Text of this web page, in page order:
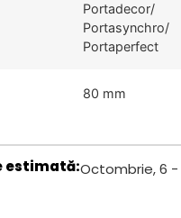
Portadecor/
Portasynchro/
Portaperfect
80 mm
estimată:Octombrie, 6 -